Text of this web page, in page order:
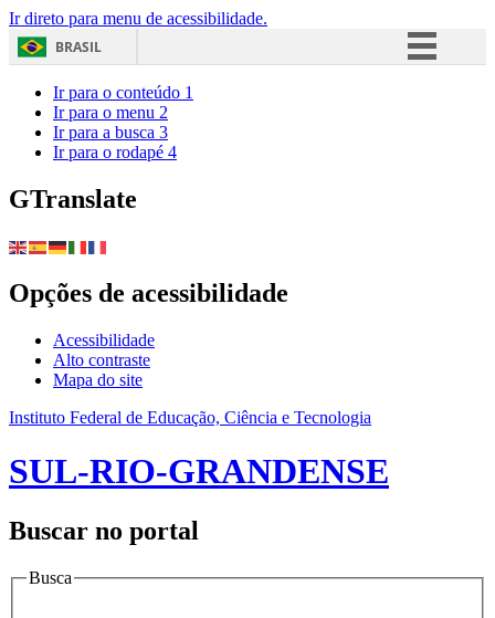
Ir direto para menu de acessibilidade.
BRASIL
Ir para o conteúdo 1
Ir para o menu 2
Ir para a busca 3
Ir para o rodapé 4
GTranslate
Opções de acessibilidade
Acessibilidade
Alto contraste
Mapa do site
Instituto Federal de Educação, Ciência e Tecnologia
SUL-RIO-GRANDENSE
Buscar no portal
Busca